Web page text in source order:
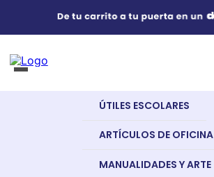
Útiles Escolares
Artículos de Oficina
ÚTILES ESCOLARES
ARTÍCULOS DE OFICINA
MANUALIDADES Y ARTE